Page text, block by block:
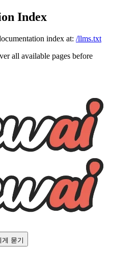
Index
index at: /llms.txt
all available pages before
게 묻기